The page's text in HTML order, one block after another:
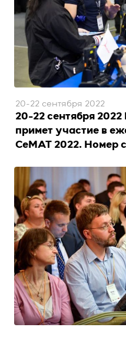
20-22 сентября
примет участие в
CeMAT 2022. Номер
20-22 сентября 2022